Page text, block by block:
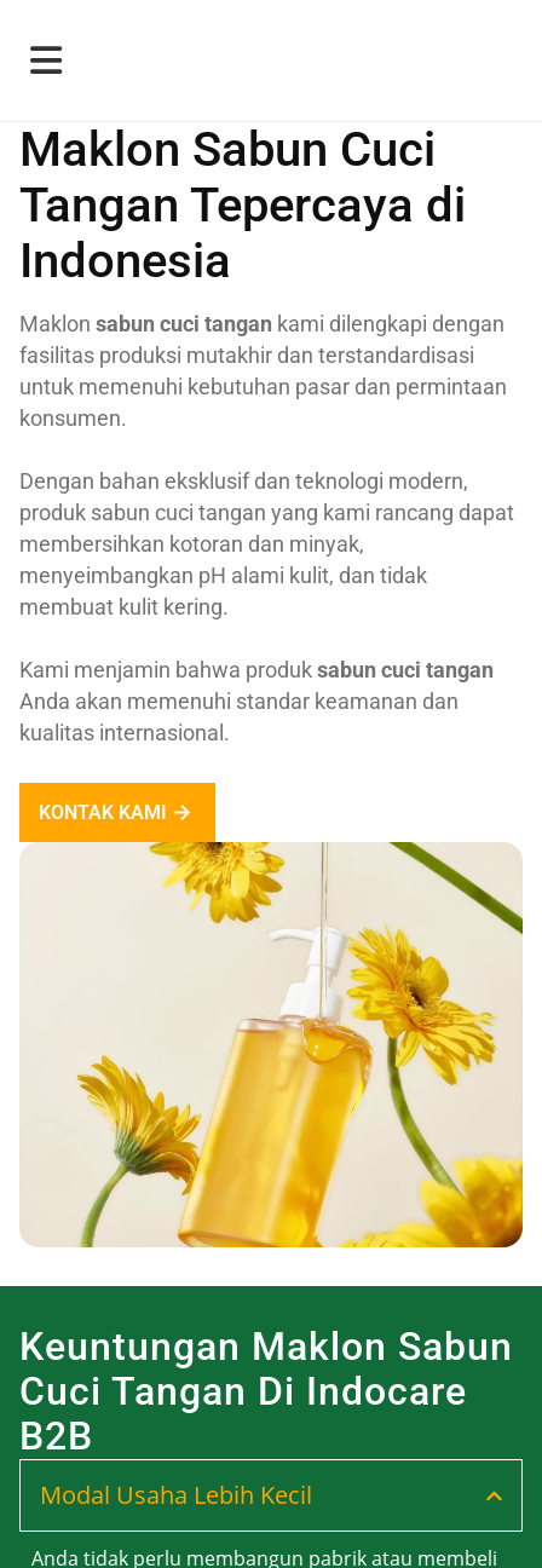
Maklon Sabun Cuci
Tangan Tepercaya di
Indonesia
Maklon sabun cuci tangan kami dilengkapi dengan
fasilitas produksi mutakhir dan terstandardisasi
untuk memenuhi kebutuhan pasar dan permintaan
konsumen.
Dengan bahan eksklusif dan teknologi modern,
produk sabun cuci tangan yang kami rancang dapat
membersihkan kotoran dan minyak,
menyeimbangkan pH alami kulit, dan tidak
membuat kulit kering.
Kami menjamin bahwa produksabun cuci tangan
Anda akan memenuhi standar keamanan dan
kualitas internasional.
KONTAK KAMI
Keuntungan Maklon Sabun
Cuci Tangan Di Indocare
B2B
Modal Usaha Lebih Kecil
Anda tidak perlu membangun pabrik atau membeli